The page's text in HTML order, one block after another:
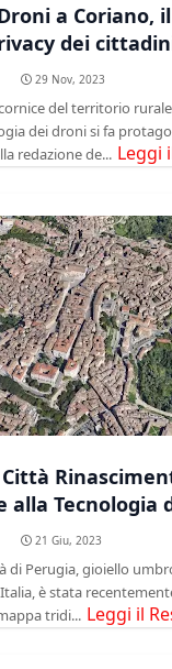
a Coriano,
dei
29 Nov, 2023
del territorio
dei droni si fa
redazione de... Leggi
alla Tecnologia
21 Giu, 2023
di Perugia, gioiello
è stata
tridi... Leggi il